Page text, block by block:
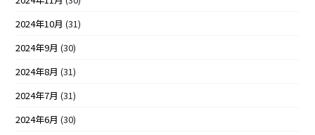
2024年10月 (31)
2024年9月 (30)
2024年8月 (31)
2024年7月 (31)
2024年6月 (30)